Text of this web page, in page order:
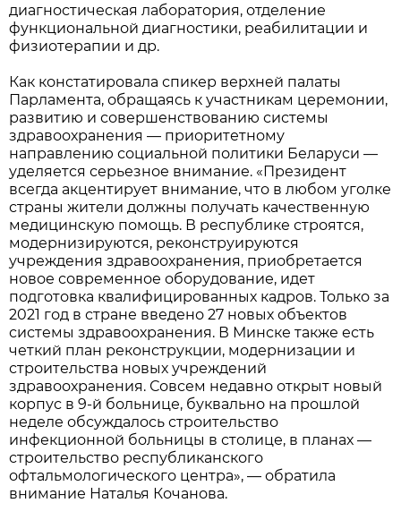
диагностическая лаборатория, отделение
функциональной диагностики, реабилитации и
физиотерапии и др.
Как констатировала спикер верхней палаты
Парламента, обращаясь к участникам церемонии,
развитию и совершенствованию системы
здравоохранения — приоритетному
направлению социальной политики Беларуси —
уделяется серьезное внимание. «Президент
всегда акцентирует внимание, что в любом уголке
страны жители должны получать качественную
медицинскую помощь. В республике строятся,
модернизируются, реконструируются
учреждения здравоохранения, приобретается
новое современное оборудование, идет
подготовка квалифицированных кадров. Только за
2021 год в стране введено 27 новых объектов
системы здравоохранения. В Минске также есть
четкий план реконструкции, модернизации и
строительства новых учреждений
здравоохранения. Совсем недавно открыт новый
корпус в 9-й больнице, буквально на прошлой
неделе обсуждалось строительство
инфекционной больницы в столице, в планах —
строительство республиканского
офтальмологического центра», — обратила
внимание Наталья Кочанова.